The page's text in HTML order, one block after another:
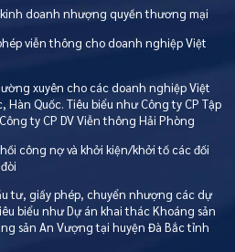
doanh nhượng quyền thương mại
viễn thông cho doanh nghiệp Việt
xuyên cho các doanh nghiệp Việt
Hàn Quốc. Tiêu biểu như Công ty CP Tập
ty CP DV Viễn thông Hải Phòng
công nợ và khởi kiện/khởi tố các đối
tư, giấy phép, chuyển nhượng các dự
biểu như Dự án khai thác Khoáng sản
sản An Vượng tại huyện Đà Bắc tỉnh